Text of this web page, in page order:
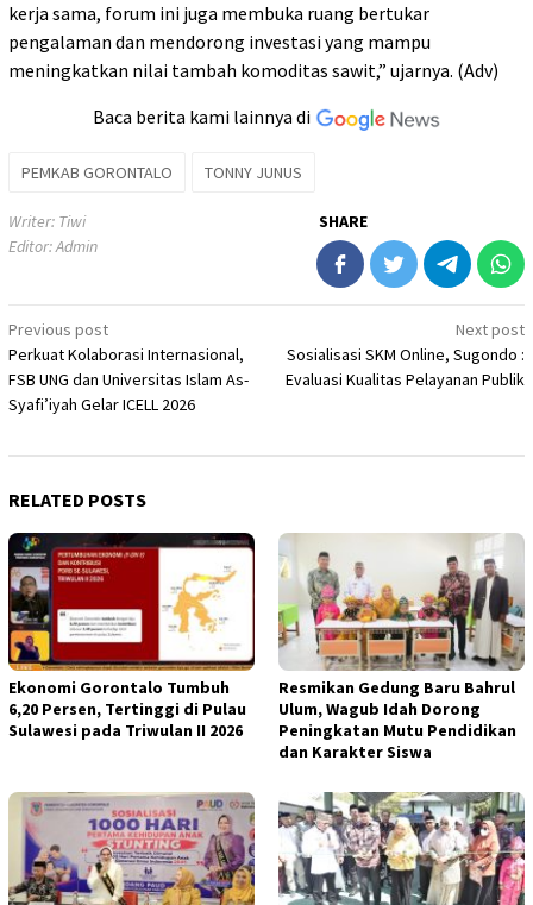
kerja sama, forum ini juga membuka ruang bertukar
pengalaman dan mendorong investasi yang mampu
meningkatkan nilai tambah komoditas sawit,” ujarnya. (Adv)
Baca berita kami lainnya di
PEMKAB GORONTALO TONNY JUNUS
Writer: Tiwi
Editor: Admin
SHARE
Post
navigation
Previous post
Perkuat Kolaborasi Internasional,
FSB UNG dan Universitas Islam As-
Syafi’iyah Gelar ICELL 2026
Next post
Sosialisasi SKM Online, Sugondo :
Evaluasi Kualitas Pelayanan Publik
RELATED POSTS
Ekonomi Gorontalo Tumbuh
6,20 Persen, Tertinggi di Pulau
Sulawesi pada Triwulan II 2026
Resmikan Gedung Baru Bahrul
Ulum, Wagub Idah Dorong
Peningkatan Mutu Pendidikan
dan Karakter Siswa